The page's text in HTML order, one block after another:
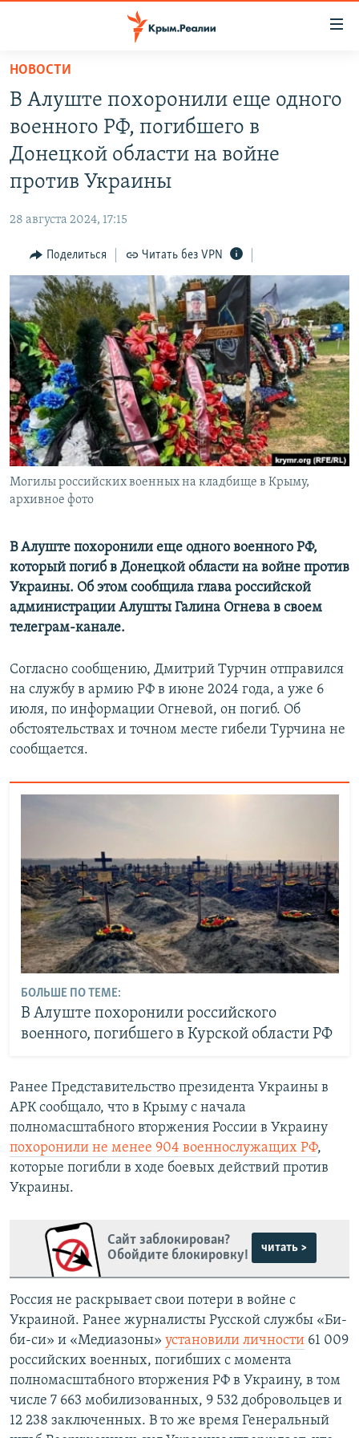
Вернуться
основному
содержанию
Вернутся
главной
Вернутся
поиску
СПЕЦПРОЕКТЫ
КАРТА ВОЕННЫХ ОБЪЕКТОВ КРЫМА
ВОДА
ИНТЕРАКТИВ
ИНФОГРАФИКА
ТЕЛЕПРОЕКТ КРЫМ.РЕАЛИИ
СОВЕТЫ ПРАВОЗАЩИТНИКОВ
ПРОПАВШИЕ БЕЗ ВЕСТИ
ПОБЕДИТЕЛЕЙ НЕ СУДЯТ?
КРЫМ.НЕПОКОРЕННЫЙ
ELIFBE
УКРАИНСКАЯ ПРОБЛЕМА КРЫМА
РАДІО СВОБОДА
КАК ОБОЙТИ БЛОКИРОВКУ
Українською
Qırımtatar
ПРИСОЕДИНЯЙТЕСЬ!
Все сайты RFE/RL
НОВОСТИ
В Алуште похоронили еще одного
военного РФ, погибшего в
Донецкой области на войне
против Украины
28 августа 2024, 17:15
Поделиться Читать без VPN
Могилы российских военных на кладбище в Крыму,
архивное фото
В Алуште похоронили еще одного военного РФ,
который погиб в Донецкой области на войне против
Украины. Об этом сообщила глава российской
администрации Алушты Галина Огнева в своем
телеграм-канале.
Согласно сообщению, Дмитрий Турчин отправился
на службу в армию РФ в июне 2024 года, а уже 6
июля, по информации Огневой, он погиб. Об
обстоятельствах и точном месте гибели Турчина не
сообщается.
БОЛЬШЕ ПО ТЕМЕ:
В Алуште похоронили российского
военного, погибшего в Курской области РФ
Ранее Представительство президента Украины в
АРК сообщало, что в Крыму с начала
полномасштабного вторжения России в Украину
похоронили не менее 904 военнослужащих РФ,
которые погибли в ходе боевых действий против
Украины.
Сайт заблокирован?
Обойдите блокировку!
читать >
Россия не раскрывает свои потери в войне с
Украиной. Ранее журналисты Русской службы «Би-
би-си» и «Медиазоны» установили личности 61 009
российских военных, погибших с момента
полномасштабного вторжения РФ в Украину, в том
числе 7 663 мобилизованных, 9 532 добровольцев и
12 238 заключенных. В то же время Генеральный